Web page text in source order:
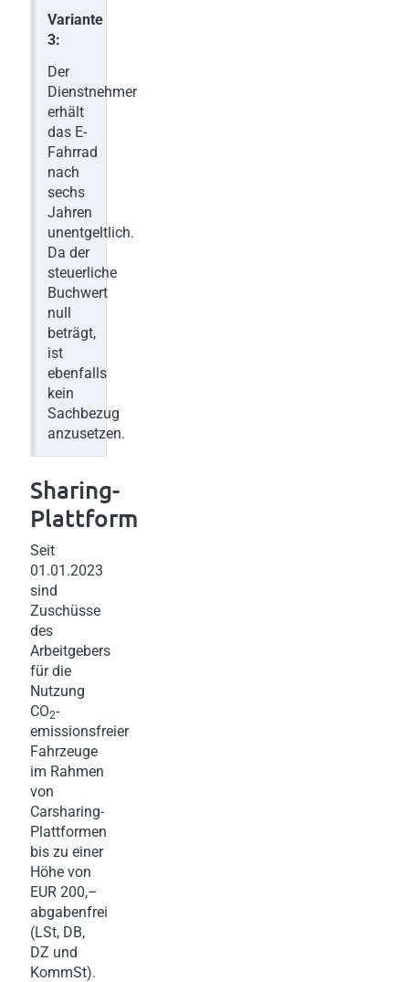
Variante
3:
Der
Dienstnehmer
erhält
das E-
Fahrrad
nach
sechs
Jahren
unentgeltlich.
Da der
steuerliche
Buchwert
null
beträgt,
ist
ebenfalls
kein
Sachbezug
anzusetzen.
Sharing-
Plattform
Seit
01.01.2023
sind
Zuschüsse
des
Arbeitgebers
für die
Nutzung
CO2-
emissionsfreier
Fahrzeuge
im Rahmen
von
Carsharing-
Plattformen
bis zu einer
Höhe von
EUR 200,–
abgabenfrei
(LSt, DB,
DZ und
KommSt).